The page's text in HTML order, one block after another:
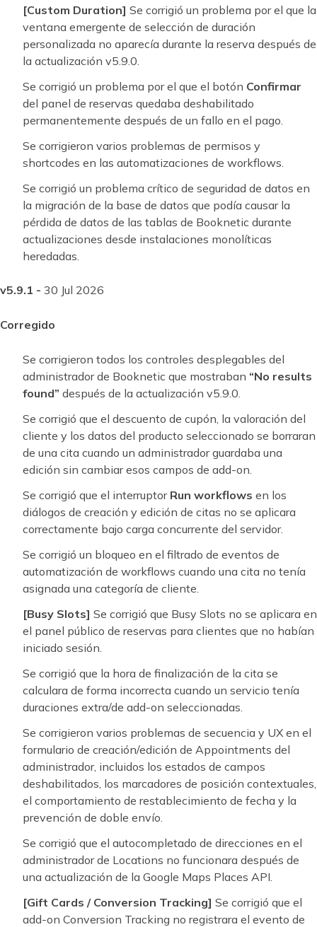
[Custom Duration] Se corrigió un problema por el que la
ventana emergente de selección de duración
personalizada no aparecía durante la reserva después de
la actualización v5.9.0.
Se corrigió un problema por el que el botón Confirmar
del panel de reservas quedaba deshabilitado
permanentemente después de un fallo en el pago.
Se corrigieron varios problemas de permisos y
shortcodes en las automatizaciones de workflows.
Se corrigió un problema crítico de seguridad de datos en
la migración de la base de datos que podía causar la
pérdida de datos de las tablas de Booknetic durante
actualizaciones desde instalaciones monolíticas
heredadas.
v5.9.1 - 30 Jul 2026
Corregido
Se corrigieron todos los controles desplegables del
administrador de Booknetic que mostraban “No results
found” después de la actualización v5.9.0.
Se corrigió que el descuento de cupón, la valoración del
cliente y los datos del producto seleccionado se borraran
de una cita cuando un administrador guardaba una
edición sin cambiar esos campos de add-on.
Se corrigió que el interruptor Run workflows en los
diálogos de creación y edición de citas no se aplicara
correctamente bajo carga concurrente del servidor.
Se corrigió un bloqueo en el filtrado de eventos de
automatización de workflows cuando una cita no tenía
asignada una categoría de cliente.
[Busy Slots] Se corrigió que Busy Slots no se aplicara en
el panel público de reservas para clientes que no habían
iniciado sesión.
Se corrigió que la hora de finalización de la cita se
calculara de forma incorrecta cuando un servicio tenía
duraciones extra/de add-on seleccionadas.
Se corrigieron varios problemas de secuencia y UX en el
formulario de creación/edición de Appointments del
administrador, incluidos los estados de campos
deshabilitados, los marcadores de posición contextuales,
el comportamiento de restablecimiento de fecha y la
prevención de doble envío.
Se corrigió que el autocompletado de direcciones en el
administrador de Locations no funcionara después de
una actualización de la Google Maps Places API.
[Gift Cards / Conversion Tracking] Se corrigió que el
add-on Conversion Tracking no registrara el evento de